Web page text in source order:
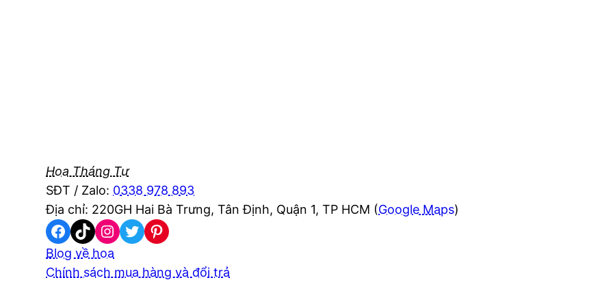
Hoa Tháng Tư
SĐT / Zalo: 0338 978 893
Địa chỉ: 220GH Hai Bà Trưng, Tân Định, Quận 1, TP HCM (Google Maps)
Facebook
TikTokInstagram
TwitterPinterest
Blog về hoa
Chính sách mua hàng và đổi trả